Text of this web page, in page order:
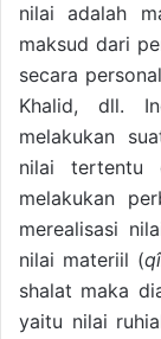
nilai adalah
maksud dari
secara
Khalid, dll.
melakukan
nilai tertentu
melakukan
merealisasi
nilai materiil (
shalat maka
yaitu nilai